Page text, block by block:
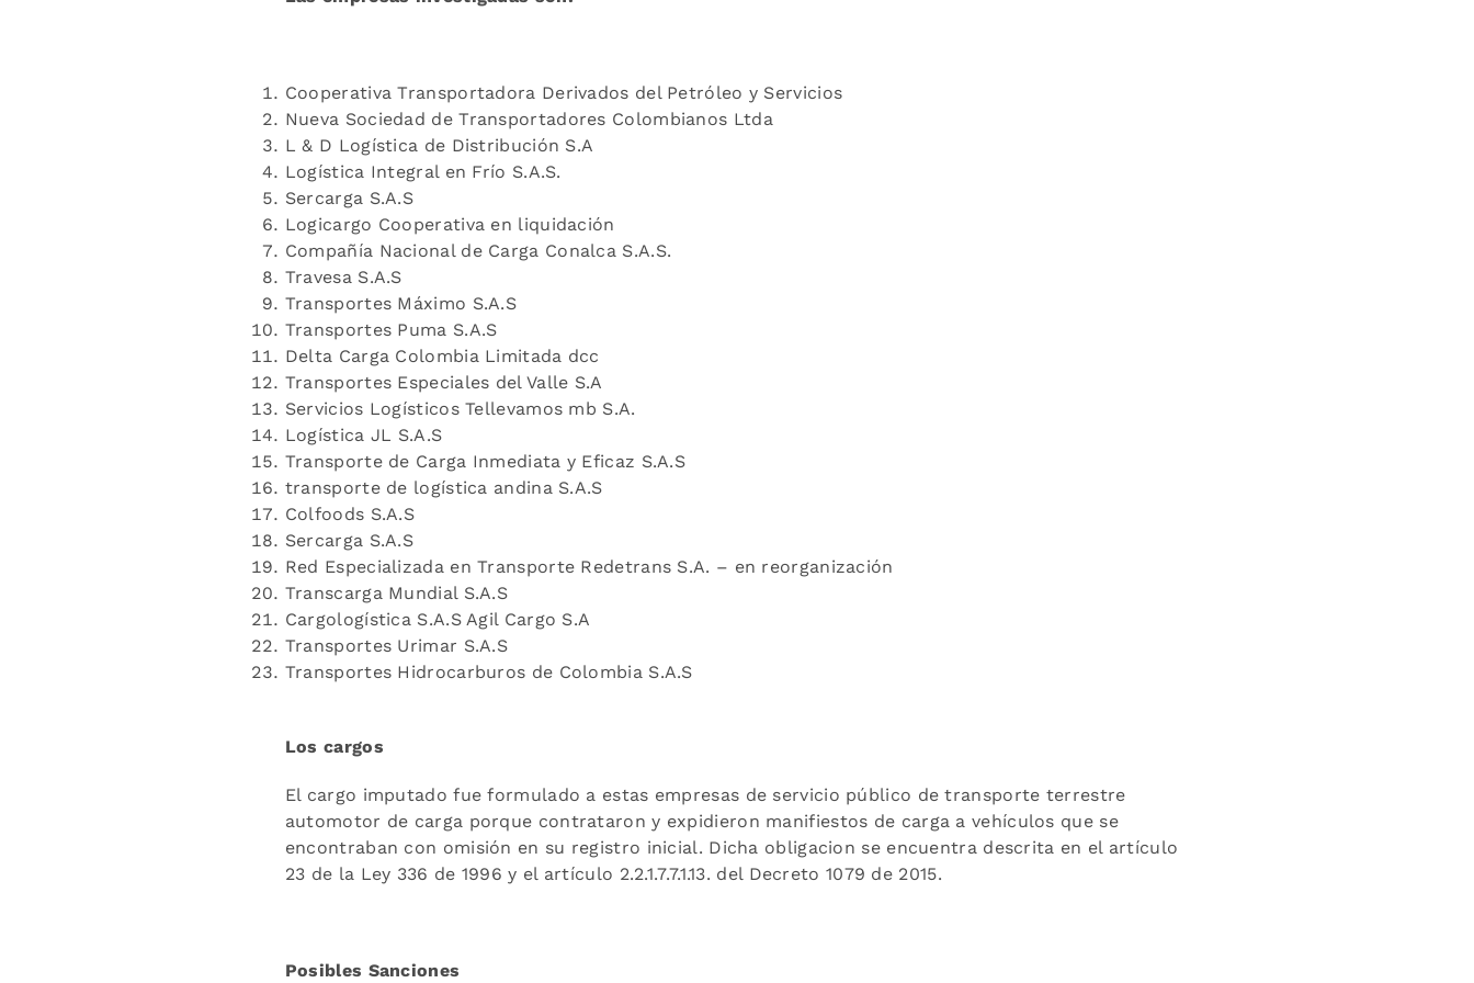
Cooperativa Transportadora Derivados del Petróleo y Servicios
Nueva Sociedad de Transportadores Colombianos Ltda
L & D Logística de Distribución S.A
Logística Integral en Frío S.A.S.
Sercarga S.A.S
Logicargo Cooperativa en liquidación
Compañía Nacional de Carga Conalca S.A.S.
Travesa S.A.S
Transportes Máximo S.A.S
Transportes Puma S.A.S
Delta Carga Colombia Limitada dcc
Transportes Especiales del Valle S.A
Servicios Logísticos Tellevamos mb S.A.
Logística JL S.A.S
Transporte de Carga Inmediata y Eficaz S.A.S
transporte de logística andina S.A.S
Colfoods S.A.S
Sercarga S.A.S
Red Especializada en Transporte Redetrans S.A. – en reorganización
Transcarga Mundial S.A.S
Cargologística S.A.S Agil Cargo S.A
Transportes Urimar S.A.S
Transportes Hidrocarburos de Colombia S.A.S
Los cargos
El cargo imputado fue formulado a estas empresas de servicio público de transporte terrestre
automotor de carga porque contrataron y expidieron manifiestos de carga a vehículos que se
encontraban con omisión en su registro inicial. Dicha obligacion se encuentra descrita en el artículo
23 de la Ley 336 de 1996 y el artículo 2.2.1.7.7.1.13. del Decreto 1079 de 2015.
Posibles Sanciones